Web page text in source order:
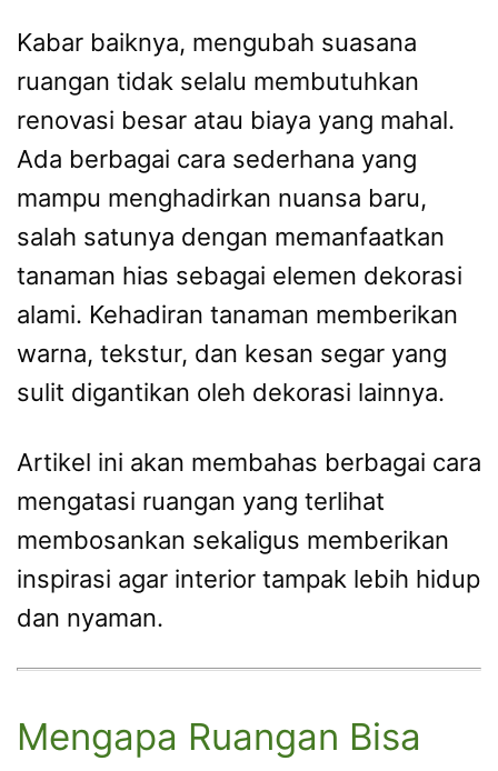
Kabar baiknya, mengubah suasana
ruangan tidak selalu membutuhkan
renovasi besar atau biaya yang mahal.
Ada berbagai cara sederhana yang
mampu menghadirkan nuansa baru,
salah satunya dengan memanfaatkan
tanaman hias sebagai elemen dekorasi
alami. Kehadiran tanaman memberikan
warna, tekstur, dan kesan segar yang
sulit digantikan oleh dekorasi lainnya.
Artikel ini akan membahas berbagai cara
mengatasi ruangan yang terlihat
membosankan sekaligus memberikan
inspirasi agar interior tampak lebih hidup
dan nyaman.
Mengapa Ruangan Bisa